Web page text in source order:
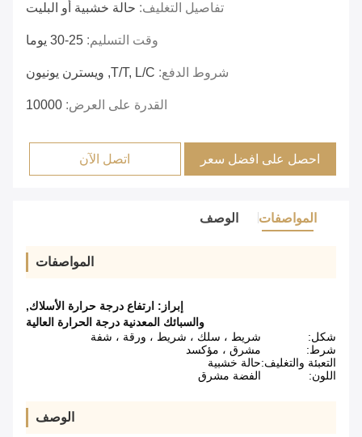
تفاصيل التغليف: حالة خشبية أو البليت
وقت التسليم: 25-30 يوما
شروط الدفع: T/T, L/C, ويسترن يونيون
القدرة على العرض: 10000
احصل على افضل سعر اتصل الآن
المواصفات الوصف
المواصفات
إبراز: ارتفاع درجة حرارة الأسلاك,
والسبائك المعدنية درجة الحرارة العالية
شكل:
شريط ، سلك ، شريط ، ورقة ، شفة
شرط:
مشرق ، مؤكسد
التعبئة والتغليف:حالة خشبية
اللون:
الفضة مشرق
الوصف